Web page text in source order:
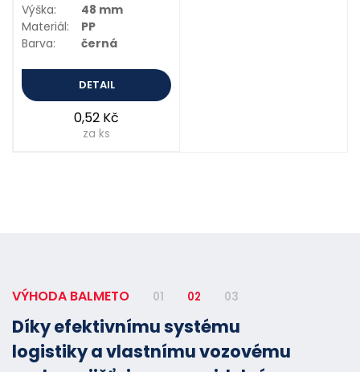
Výška:
48 mm
Materiál:
PP
Barva:
černá
DETAIL
0,52 Kč
za ks
VÝHODA BALMETO 01 02 03
Díky efektivnímu systému
logistiky a vlastnímu vozovému